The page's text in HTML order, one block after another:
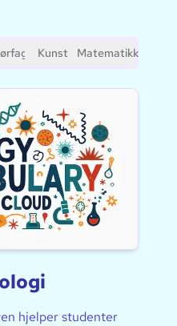
Kunst Matematikk
hjelper studenter